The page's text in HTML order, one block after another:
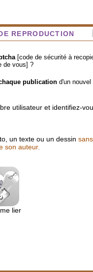
REPRODUCTION
[code de sécurité à
de vous] ?
publication d'un nouvel
utilisateur et identifiez-
un texte ou un dessin sans
son auteur.
lier